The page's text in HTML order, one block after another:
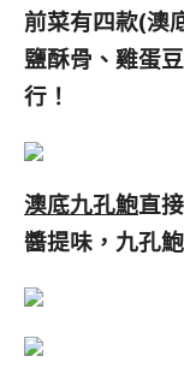
前菜有四款(澳
鹽酥骨、雞蛋
行！
澳底九孔鮑直
醬提味，九孔